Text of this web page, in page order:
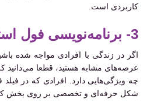
کاربردی است.
3- برنامه‌نویسی فول استک Full Stack
اگر در زندگی با افرادی مواجه شده
عرصه‌های مشابه هستید، قطعا می‌دانید
چه ویژگی‌هایی دارد. افرادی که در
شکل حرفه‌ای و تخصصی بر روی بخش